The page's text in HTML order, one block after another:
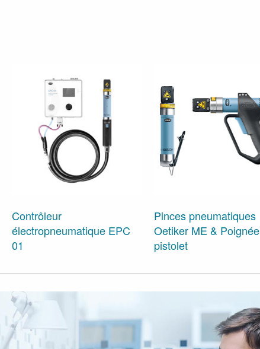
Contrôleur
électropneumatique EPC
01
Pinces pneumatiques
Oetiker ME & Poignée
pistolet